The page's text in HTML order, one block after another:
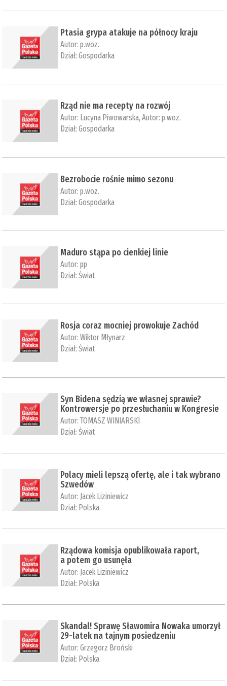
Ptasia grypa atakuje na północy kraju
Autor:p.woz.
Dział:Gospodarka
Rząd nie ma recepty na rozwój
Autor: Lucyna Piwowarska, Autor:p.woz.
Dział:Gospodarka
Bezrobocie rośnie mimo sezonu
Autor:p.woz.
Dział:Gospodarka
Maduro stąpa po cienkiej linie
Autor:pp
Dział:Świat
Rosja coraz mocniej prowokuje Zachód
Autor:Wiktor Młynarz
Dział:Świat
Syn Bidena sędzią we własnej sprawie?
Kontrowersje po przesłuchaniu w Kongresie
Autor:TOMASZ WINIARSKI
Dział:Świat
Polacy mieli lepszą ofertę, ale i tak wybrano
Szwedów
Autor: Jacek Liziniewicz
Dział: Polska
Rządowa komisja opublikowała raport,
a potem go usunęła
Autor: Jacek Liziniewicz
Dział: Polska
Skandal! Sprawę Sławomira Nowaka umorzył
29-latek na tajnym posiedzeniu
Autor:Grzegorz Broński
Dział: Polska